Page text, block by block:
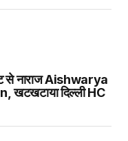
नाराज Aishwarya
खटखटाया दिल्ली HC